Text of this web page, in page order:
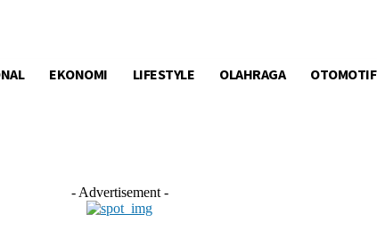
LIFESTYLE OLAHRAGA OTOMOTIF
EKONOMI LIFESTYLE OLAHRAGA OTOMOTIF
- Advertisement -